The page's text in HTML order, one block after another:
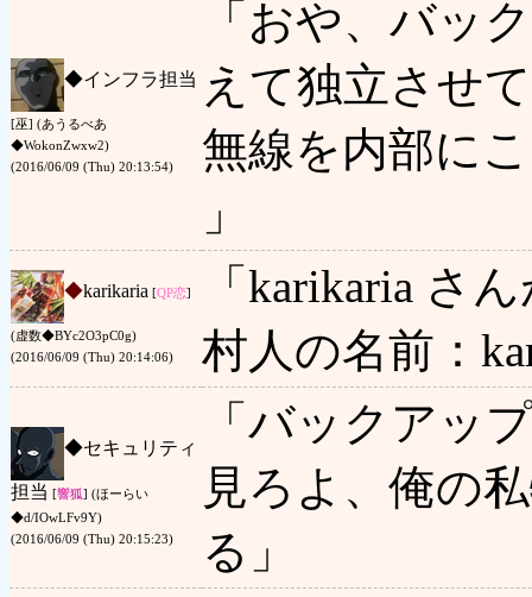
◆インフラ担当
[巫] (あうるべあ
◆WokonZwxw2)
(2016/06/09 (Thu) 20:13:54)
「おや、バッ
えて独立させ
無線を内部に
」
◆karikaria [QP恋]
(虚数◆BYc2O3pC0g)
(2016/06/09 (Thu) 20:14:06)
「karikaria さ
村人の名前：
◆セキュリティ
担当 [響狐] (ほーらい
◆d/IOwLFv9Y)
(2016/06/09 (Thu) 20:15:23)
「バックアッ
見ろよ、俺の
る」